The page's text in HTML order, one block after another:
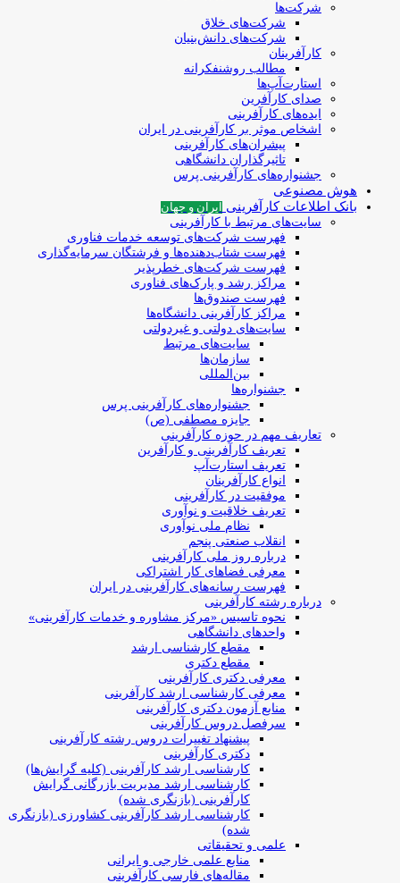
شرکت‌ها
شرکت‌های خلاق
شرکت‌های دانش‌بنیان
کارآفرینان
مطالب روشنفکرانه
استارت‌آپ‌ها
صدای کارآفرین
ایده‌های کارآفرینی
اشخاص موثر بر کارآفرینی در ایران
پیشران‌های کارآفرینی
تاثیرگذاران دانشگاهی
جشنواره‌های کارآفرینی‌ پرس
هوش مصنوعی
بانک اطلاعات کارآفرینی
ایران و جهان
سایت‌های مرتبط با کارآفرینی
فهرست شرکت‌های‌‌ توسعه‌ خدمات فناوری
فهرست شتاب‌دهنده‌ها‌ و فرشتگان‌ سرمایه‌گذاری
فهرست شرکت‌های خطرپذیر
مراکز رشد و پارک‌های فناوری
فهرست صندوق‌ها
مراکز کارآفرینی دانشگاه‌ها
سایت‌های دولتی و غیردولتی
سایت‌های مرتبط
سازمان‌ها
بین‌المللی
جشنواره‌ها
جشنواره‌های کارآفرینی‌ پرس
جایزه مصطفی (ص)
تعاریف مهم در حوزه کارآفرینی
تعریف کارآفرینی و کارآفرین
تعریف استارت‌آپ
انواع کارآفرینان
موفقیت در کارآفرینی
تعریف خلاقیت و نوآوری
نظام ملی نوآوری
انقلاب صنعتی پنجم
درباره روز ملی کارآفرینی
معرفی فضاهای کار اشتراکی
فهرست رسانه‌های کارآفرینی در ایران
درباره رشته کارآفرینی
نحوه تاسیس «مرکز مشاوره و خدمات کارآفرینی»
واحدهای دانشگاهی
مقطع کارشناسی ارشد
مقطع دکتری
معرفی دکتری کارآفرینی
معرفی کارشناسی ارشد کارآفرینی
منابع آزمون دکتری کارآفرینی
سرفصل دروس کارآفرینی
پیشنهاد تغییرات دروس رشته کارآفرینی
دکتری کارآفرینی
کارشناسی ارشد کارآفرینی (کلیه گرایش‌ها)
کارشناسی ارشد مدیریت بازرگانی گرایش
کارآفرینی (بازنگری شده)
کارشناسی ارشد کارآفرینی کشاورزی (بازنگری
شده)
علمی و تحقیقاتی
منابع علمی خارجی و ایرانی
مقاله‌های فارسی کارآفرینی